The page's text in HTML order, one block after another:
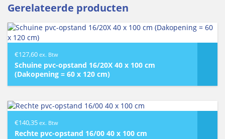
Gerelateerde producten
€127,60 ex. Btw
Schuine pvc-opstand 16/20X 40 x 100 cm
(Dakopening = 60 x 120 cm)
€140,35 ex. Btw
Rechte pvc-opstand 16/00 40 x 100 cm